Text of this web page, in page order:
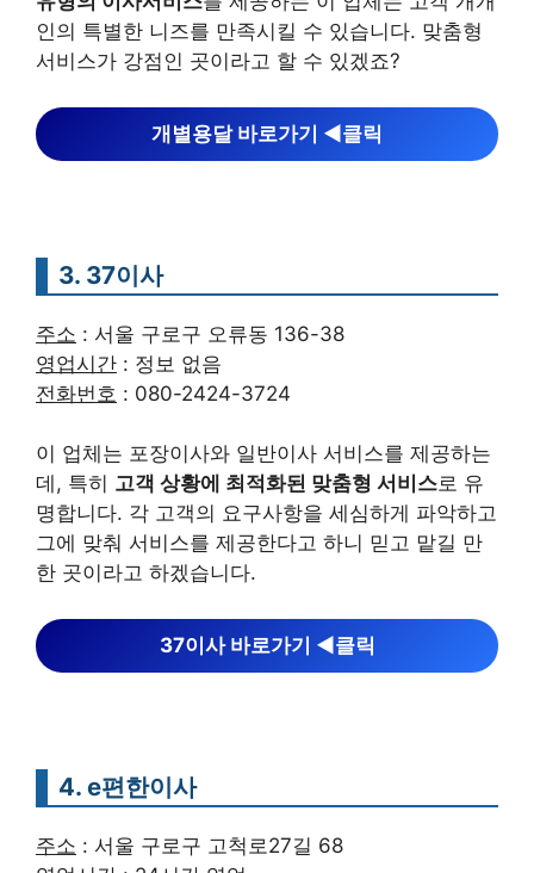
인의 특별한 니즈를 만족시킬 수 있습니다. 맞춤형
서비스가 강점인 곳이라고 할 수 있겠죠?
개별용달 바로가기 ◀︎클릭
3. 37이사
주소 : 서울 구로구 오류동 136-38
영업시간 : 정보 없음
전화번호 : 080-2424-3724
이 업체는 포장이사와 일반이사 서비스를 제공하는
데, 특히 고객 상황에 최적화된 맞춤형 서비스로 유
명합니다. 각 고객의 요구사항을 세심하게 파악하고
그에 맞춰 서비스를 제공한다고 하니 믿고 맡길 만
한 곳이라고 하겠습니다.
37이사 바로가기 ◀︎클릭
4. e편한이사
주소 : 서울 구로구 고척로27길 68